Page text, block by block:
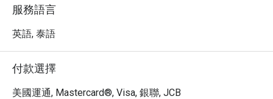
服務語言
英語, 泰語
付款選擇
美國運通, Mastercard®, Visa, 銀聯, JCB